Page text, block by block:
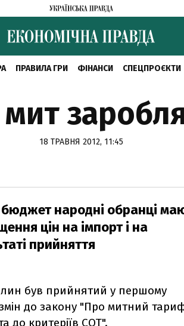
ПРАВИЛА ГРИ ФІНАНСИ СПЕЦПРОЄКТИ
18 ТРАВНЯ 2012, 11:45
народні обранці
цін на імпорт і на
прийняття
був прийнятий у першому
до закону "Про митний
до критеріїв СОТ".